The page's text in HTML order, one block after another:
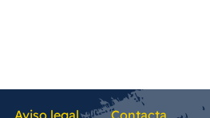
Aviso legal Contacta